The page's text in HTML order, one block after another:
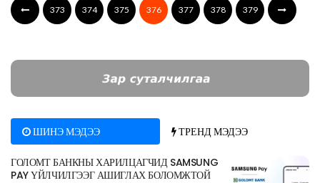
373 374 375 376 377 378 379
ШИНЭ МЭДЭЭ ТРЕНД МЭДЭЭ
ГОЛОМТ БАНКНЫ ХАРИЛЦАГЧИД SAMSUNG
PAY ҮЙЛЧИЛГЭЭГ АШИГЛАХ БОЛОМЖТОЙ